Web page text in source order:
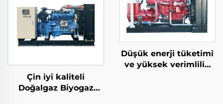
Çin iyi kaliteli
Doğalgaz Biyogaz
Düşük enerji tüketimi
ve yüksek verimlilik